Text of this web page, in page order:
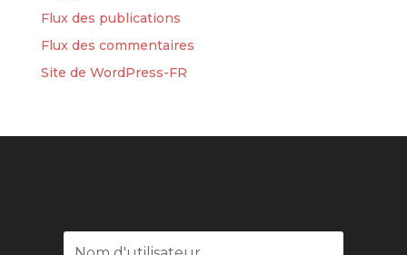
Flux des publications
Flux des commentaires
Site de WordPress-FR